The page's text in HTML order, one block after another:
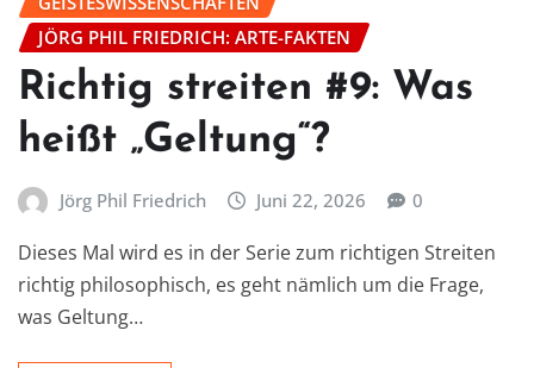
JÖRG PHIL FRIEDRICH: ARTE-FAKTEN
Richtig streiten #9: Was
heißt „Geltung“?
Jörg Phil Friedrich Juni 22, 2026 0
Dieses Mal wird es in der Serie zum richtigen Streiten
richtig philosophisch, es geht nämlich um die Frage,
was Geltung…